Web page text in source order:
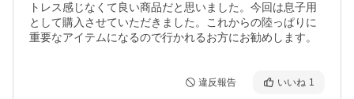
トレス感じなくて良い商品だと思いました。今回は息子用
として購入させていただきました。これからの陸っぱりに
重要なアイテムになるので行かれるお方にお勧めします。
違反報告 いいね 1